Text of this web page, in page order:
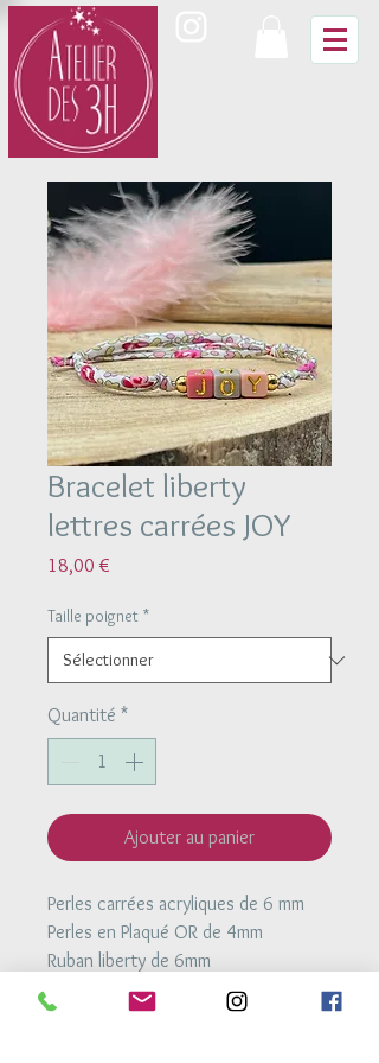
Bracelet liberty
lettres carrées JOY
18,00 €
Taille poignet *
Quantité *
Ajouter au panier
Perles carrées acryliques de 6 mm
Perles en Plaqué OR de 4mm
Ruban liberty de 6mm
Bracelet ajustable à la taille du
poignet grace à deux noeuds